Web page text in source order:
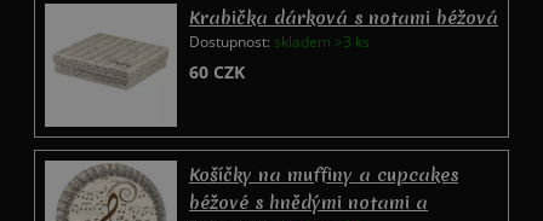
Krabička dárková s notami béžová
Dostupnost: skladem >3 ks
60 CZK
Košíčky na muffiny a cupcakes
béžové s hnědými notami a